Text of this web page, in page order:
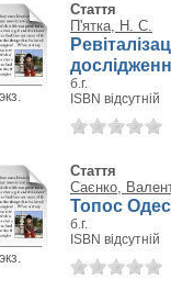
Стаття
П'ятка, Н. С.
б.г.
ISBN відсутній
Стаття
Саєнко,
Топос
б.г.
ISBN відсутній